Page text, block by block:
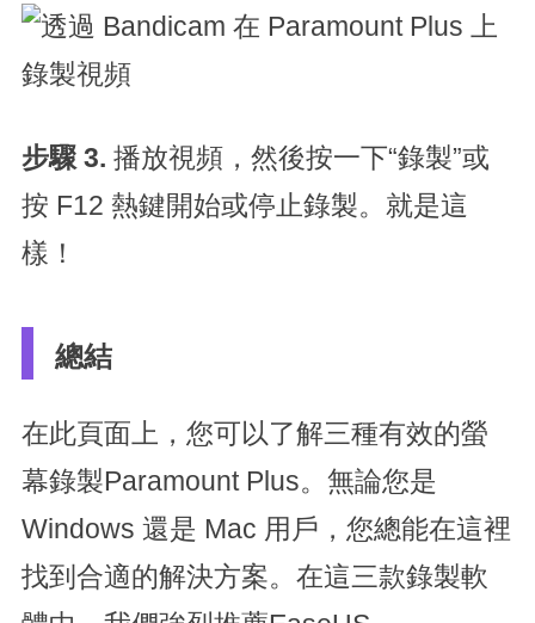
步驟 3. 播放視頻，然後按一下“錄製”或
按 F12 熱鍵開始或停止錄製。就是這
樣！
總結
在此頁面上，您可以了解三種有效的螢
幕錄製Paramount Plus。無論您是
Windows 還是 Mac 用戶，您總能在這裡
找到合適的解決方案。在這三款錄製軟